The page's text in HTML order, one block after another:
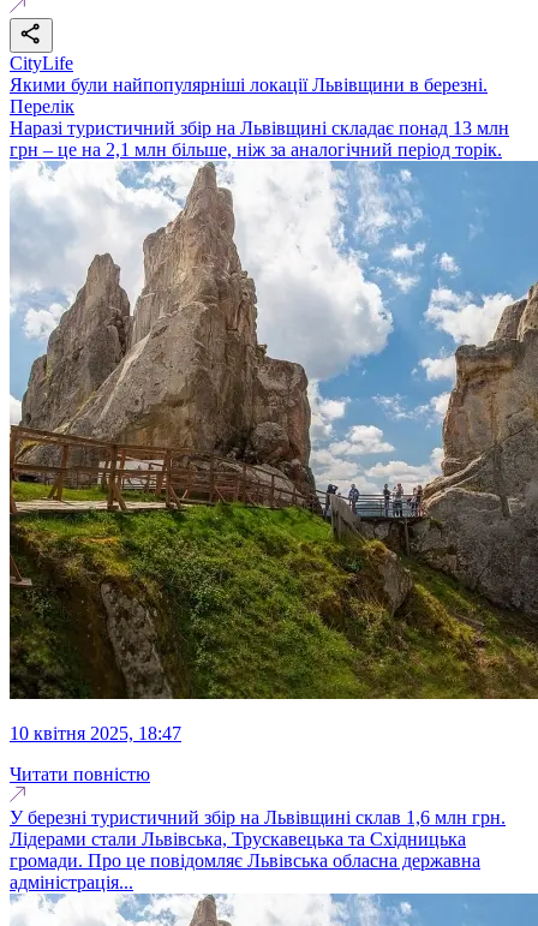
CityLife
Якими були найпопулярніші локації Львівщини в березні.
Перелік
Наразі туристичний збір на Львівщині складає понад 13 млн
грн – це на 2,1 млн більше, ніж за аналогічний період торік.
10 квітня 2025, 18:47
Читати повністю
У березні туристичний збір на Львівщині склав 1,6 млн грн.
Лідерами стали Львівська, Трускавецька та Східницька
громади. Про це повідомляє Львівська обласна державна
адміністрація...